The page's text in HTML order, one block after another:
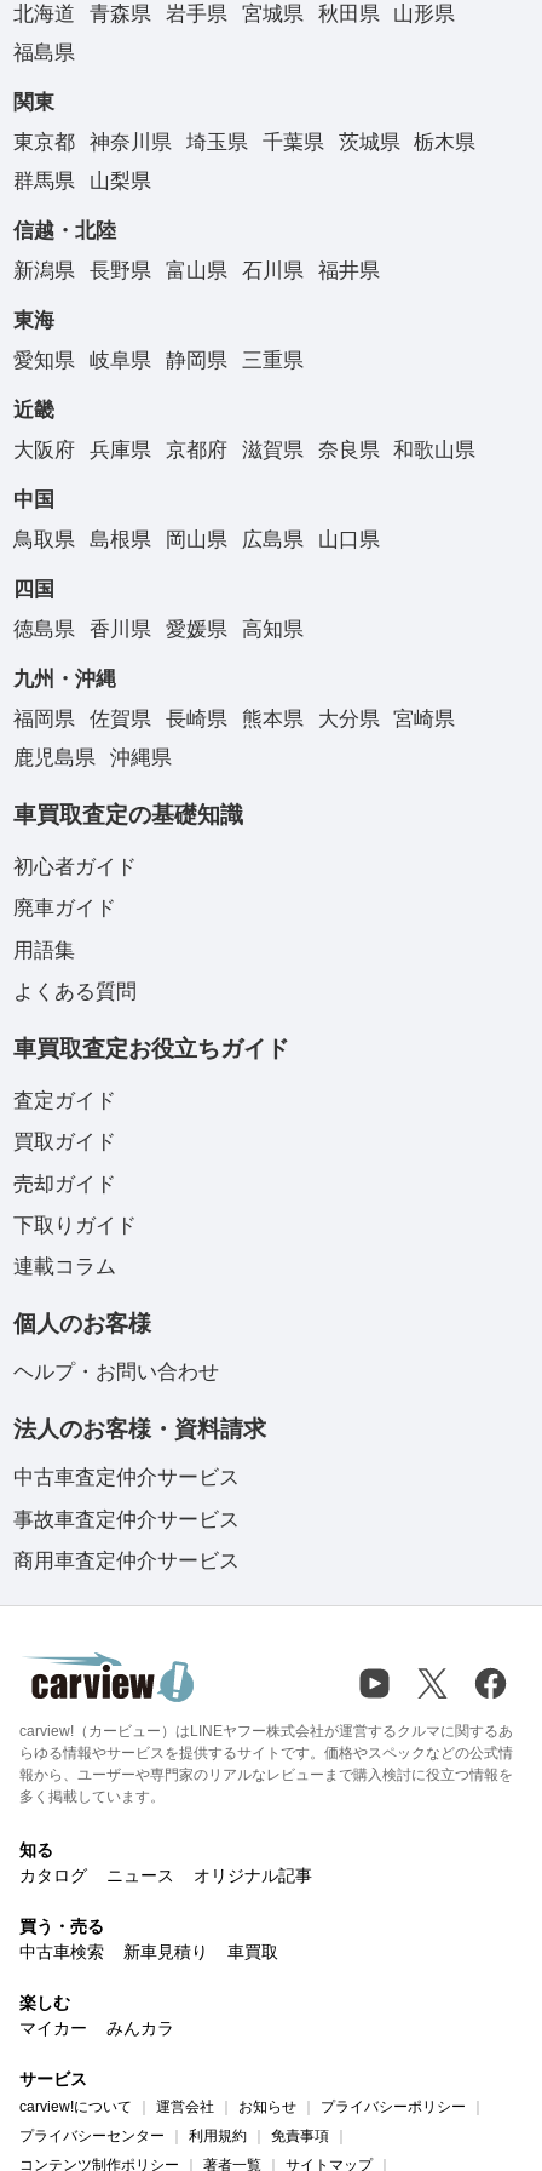
北海道
青森県 岩手県 宮城県 秋田県
山形県
福島県
関東
東京都
神奈川県 埼玉県 千葉県 茨城県
栃木県
群馬県
山梨県
信越・北陸
新潟県
長野県 富山県 石川県 福井県
東海
愛知県
岐阜県 静岡県 三重県
近畿
大阪府
兵庫県 京都府 滋賀県 奈良県 和歌山県
中国
鳥取県
島根県 岡山県 広島県 山口県
四国
徳島県
香川県 愛媛県 高知県
九州・沖縄
福岡県
佐賀県 長崎県 熊本県 大分県
宮崎県
鹿児島県
沖縄県
車買取査定の基礎知識
初心者ガイド
廃車ガイド
用語集
よくある質問
車買取査定お役立ちガイド
査定ガイド
買取ガイド
売却ガイド
下取りガイド
連載コラム
個人のお客様
ヘルプ・お問い合わせ
法人のお客様・資料請求
中古車査定仲介サービス
事故車査定仲介サービス
商用車査定仲介サービス
carview!（カービュー）はLINEヤフー株式会社が運営するクルマに関するあ
らゆる情報やサービスを提供するサイトです。価格やスペックなどの公式情
報から、ユーザーや専門家のリアルなレビューまで購入検討に役立つ情報を
多く掲載しています。
知る
カタログ
ニュース オリジナル記事
買う・売る
中古車検索
新車見積り 車買取
楽しむ
マイカー
みんカラ
サービス
carview!について 運営会社 お知らせ
プライバシーポリシー
プライバシーセンター
利用規約
免責事項
コンテンツ制作ポリシー
著者一覧 サイトマップ